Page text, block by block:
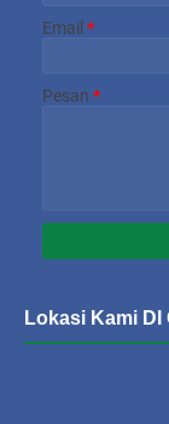
Email *
Pesan *
Lokasi Kami DI